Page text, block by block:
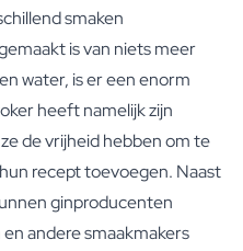
smaken
is van niets meer
water, is er een enorm
heeft namelijk zijn
de vrijheid hebben om te
recept toevoegen. Naast
ginproducenten
andere smaakmakers